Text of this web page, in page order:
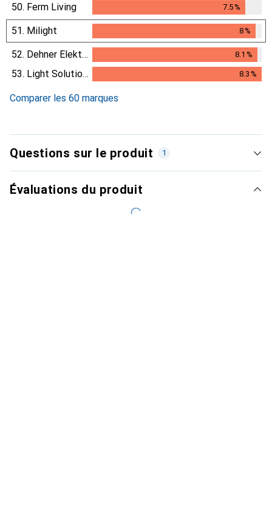
50. Ferm Living 7.5%
7.5%
51. Milight 8%
8%
52. Dehner Elektronik 8.1 %
8.1%
53. Light Solutions 8.3 %
Comparer les 60 marques
Questions sur le produit 1
Évaluations du produit